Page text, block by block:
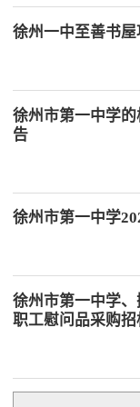
徐州一中至善书
徐州市第一中学
告
徐州市第一中学
徐州市第一中学
职工慰问品采购